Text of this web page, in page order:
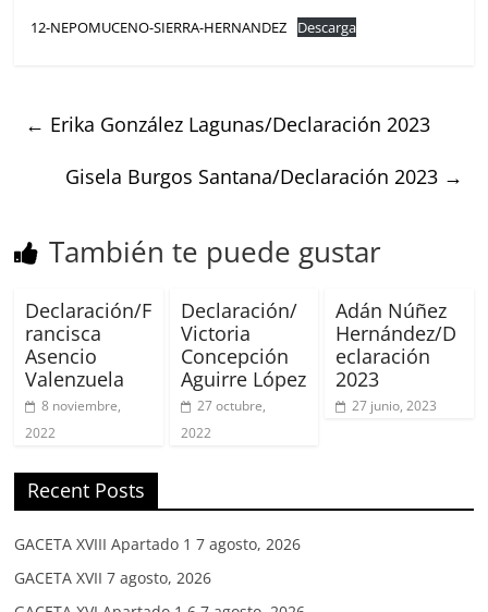
12-NEPOMUCENO-SIERRA-HERNANDEZ Descarga
← Erika González Lagunas/Declaración 2023
Gisela Burgos Santana/Declaración 2023 →
También te puede gustar
Declaración/F
rancisca
Asencio
Valenzuela
8 noviembre,
2022
Declaración/
Victoria
Concepción
Aguirre López
27 octubre,
2022
Adán Núñez
Hernández/D
eclaración
2023
27 junio, 2023
Recent Posts
GACETA XVIII Apartado 1 7 agosto, 2026
GACETA XVII 7 agosto, 2026